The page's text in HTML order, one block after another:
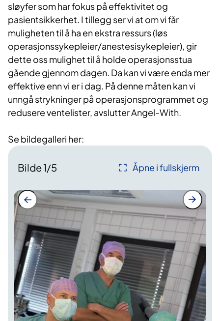
sløyfer som har fokus på effektivitet og
pasientsikkerhet. I tillegg ser vi at om vi får
muligheten til å ha en ekstra ressurs (løs
operasjonssykepleier/anestesisykepleier), gir
dette oss mulighet til å holde operasjonsstua
gående gjennom dagen. Da kan vi være enda mer
effektive enn vi er i dag. På denne måten kan vi
unngå strykninger på operasjonsprogrammet og
redusere ventelister, avslutter Angel-With.
Se bildegalleri her:
Bilde1/5 Åpne i fullskjerm